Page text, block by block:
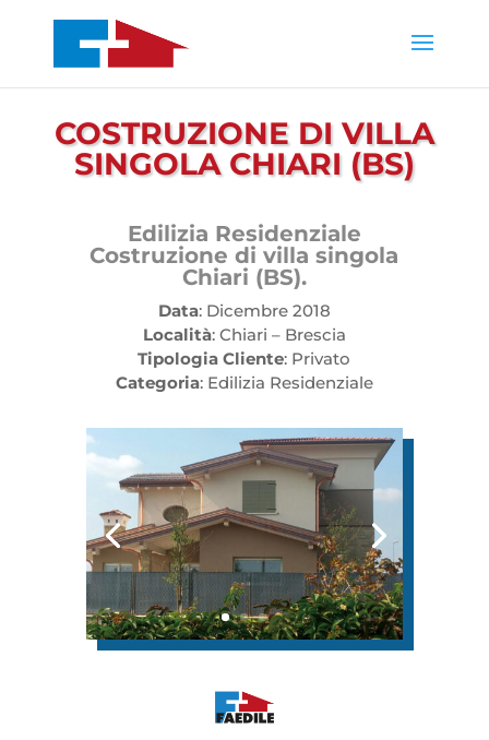
COSTRUZIONE DI VILLA
SINGOLA CHIARI (BS)
Edilizia Residenziale
Costruzione di villa singola
Chiari (BS).
Data: Dicembre 2018
Località: Chiari – Brescia
Tipologia Cliente: Privato
Categoria: Edilizia Residenziale